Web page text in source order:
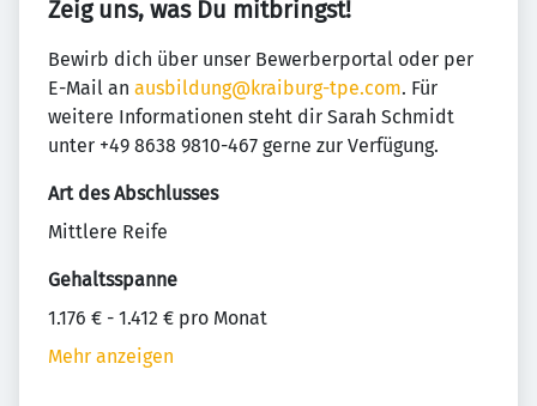
Zeig uns, was Du mitbringst!
Bewirb dich über unser Bewerberportal oder per
E-Mail an ausbildung@kraiburg-tpe.com. Für
weitere Informationen steht dir Sarah Schmidt
unter +49 8638 9810-467 gerne zur Verfügung.
Art des Abschlusses
Mittlere Reife
Gehaltsspanne
1.176 € - 1.412 € pro Monat
Mehr anzeigen